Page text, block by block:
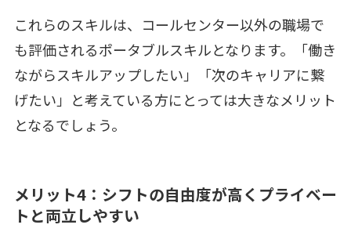
これらのスキルは、コールセンター以外の職場で
も評価されるポータブルスキルとなります。「働き
ながらスキルアップしたい」「次のキャリアに繋
げたい」と考えている方にとっては大きなメリット
となるでしょう。
メリット4：シフトの自由度が高くプライベー
トと両立しやすい